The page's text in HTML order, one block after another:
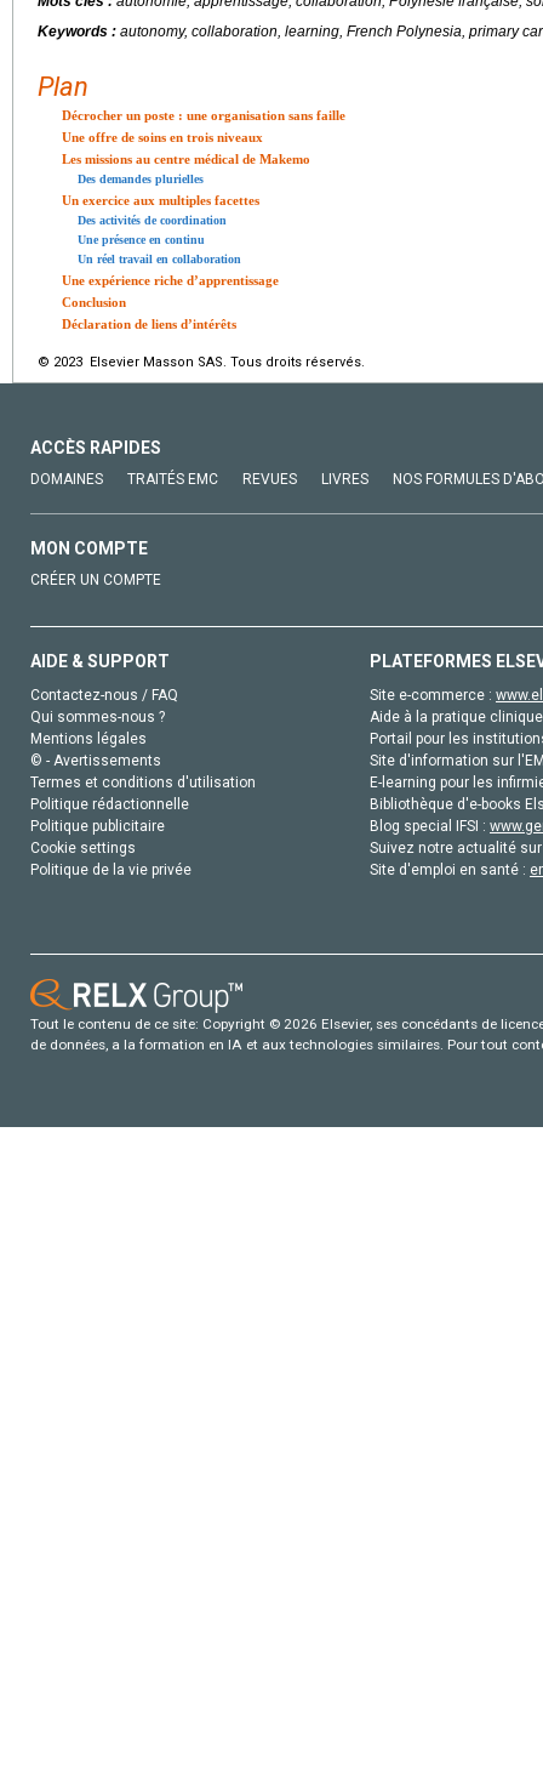
Keywords : autonomy, collaboration, learning, French Polynesia, primary
Plan
Décrocher un poste : une organisation sans faille
Une offre de soins en trois niveaux
Les missions au centre médical de Makemo
Des demandes plurielles
Un exercice aux multiples facettes
Des activités de coordination
Une présence en continu
Un réel travail en collaboration
Une expérience riche d’apprentissage
Conclusion
Déclaration de liens d’intérêts
© 2023 Elsevier Masson SAS. Tous droits réservés.
ACCÈS RAPIDES
DOMAINES TRAITÉS EMC REVUES LIVRES NOS FORMULES
MON COMPTE
CRÉER UN COMPTE
AIDE & SUPPORT
Contactez-nous / FAQ
Qui sommes-nous ?
Mentions légales
© - Avertissements
Termes et conditions d'utilisation
Politique rédactionnelle
Politique publicitaire
Cookie settings
Politique de la vie privée
PLATEFORMES
Site e-commerce :
Aide à la pratique
Portail pour les
Site d'information sur
E-learning pour les
Bibliothèque d'e-books
Blog special IFSI :
Suivez notre actualité
Site d'emploi en santé :
Tout le contenu de ce site: Copyright © 2026 Elsevier, ses concédants de
de données, a la formation en IA et aux technologies similaires. Pour tout